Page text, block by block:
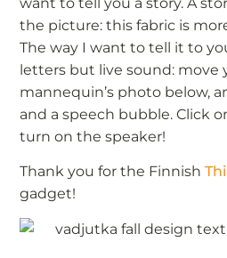
the picture: this fabric is
The way I want to tell it to
letters but live sound: move
mannequin’s photo below,
and a speech bubble. Click
turn on the speaker!
Thank you for the Finnish
gadget!